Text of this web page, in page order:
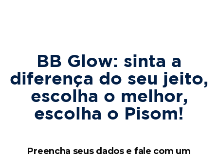
BB Glow: sinta a
diferença do seu jeito,
escolha o melhor,
escolha o Pisom!​